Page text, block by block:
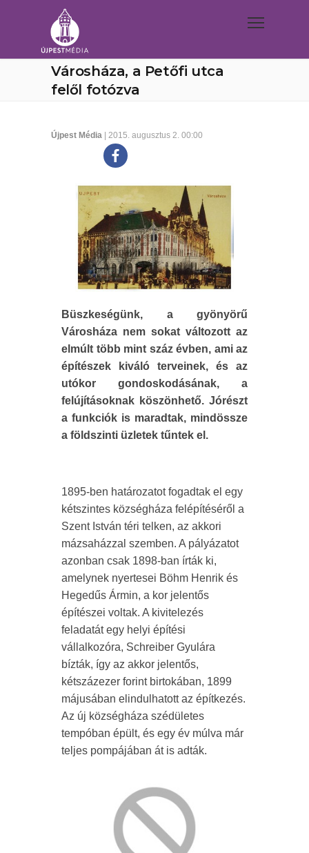
Városháza, a Petőfi utca
felől fotózva
Újpest Média | 2015. augusztus 2. 00:00
Büszkeségünk, a gyönyörű
Városháza nem sokat változott az
elmúlt több mint száz évben, ami az
építészek kiváló terveinek, és az
utókor gondoskodásának, a
felújításoknak köszönhető. Jórészt
a funkciók is maradtak, mindössze
a földszinti üzletek tűntek el.
1895-ben határozatot fogadtak el egy
kétszintes községháza felépítéséről a
Szent István téri telken, az akkori
mázsaházzal szemben. A pályázatot
azonban csak 1898-ban írták ki,
amelynek nyertesei Böhm Henrik és
Hegedűs Ármin, a kor jelentős
építészei voltak. A kivitelezés
feladatát egy helyi építési
vállalkozóra, Schreiber Gyulára
bízták, így az akkor jelentős,
kétszázezer forint birtokában, 1899
májusában elindulhatott az építkezés.
Az új községháza szédületes
tempóban épült, és egy év múlva már
teljes pompájában át is adták.